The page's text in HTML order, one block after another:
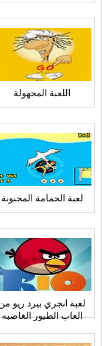
اللعبة المجهولة
لعبة الحمامة المجنونة
لعبة انجري بيرد ريو
العاب الطيور الغاضبه